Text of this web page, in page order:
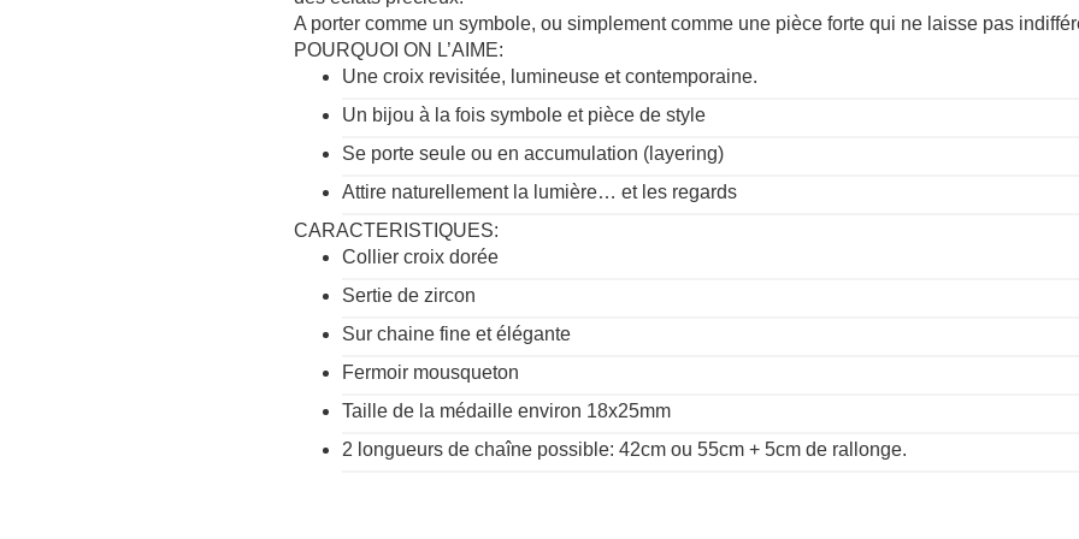
A porter comme un symbole, ou simplement comme une pièce forte qui ne laisse pas
POURQUOI ON L’AIME:
Une croix revisitée, lumineuse et contemporaine.
Un bijou à la fois symbole et pièce de style
Se porte seule ou en accumulation (layering)
Attire naturellement la lumière… et les regards
CARACTERISTIQUES:
Collier croix dorée
Sertie de zircon
Sur chaine fine et élégante
Fermoir mousqueton
Taille de la médaille environ 18x25mm
2 longueurs de chaîne possible: 42cm ou 55cm + 5cm de rallonge.